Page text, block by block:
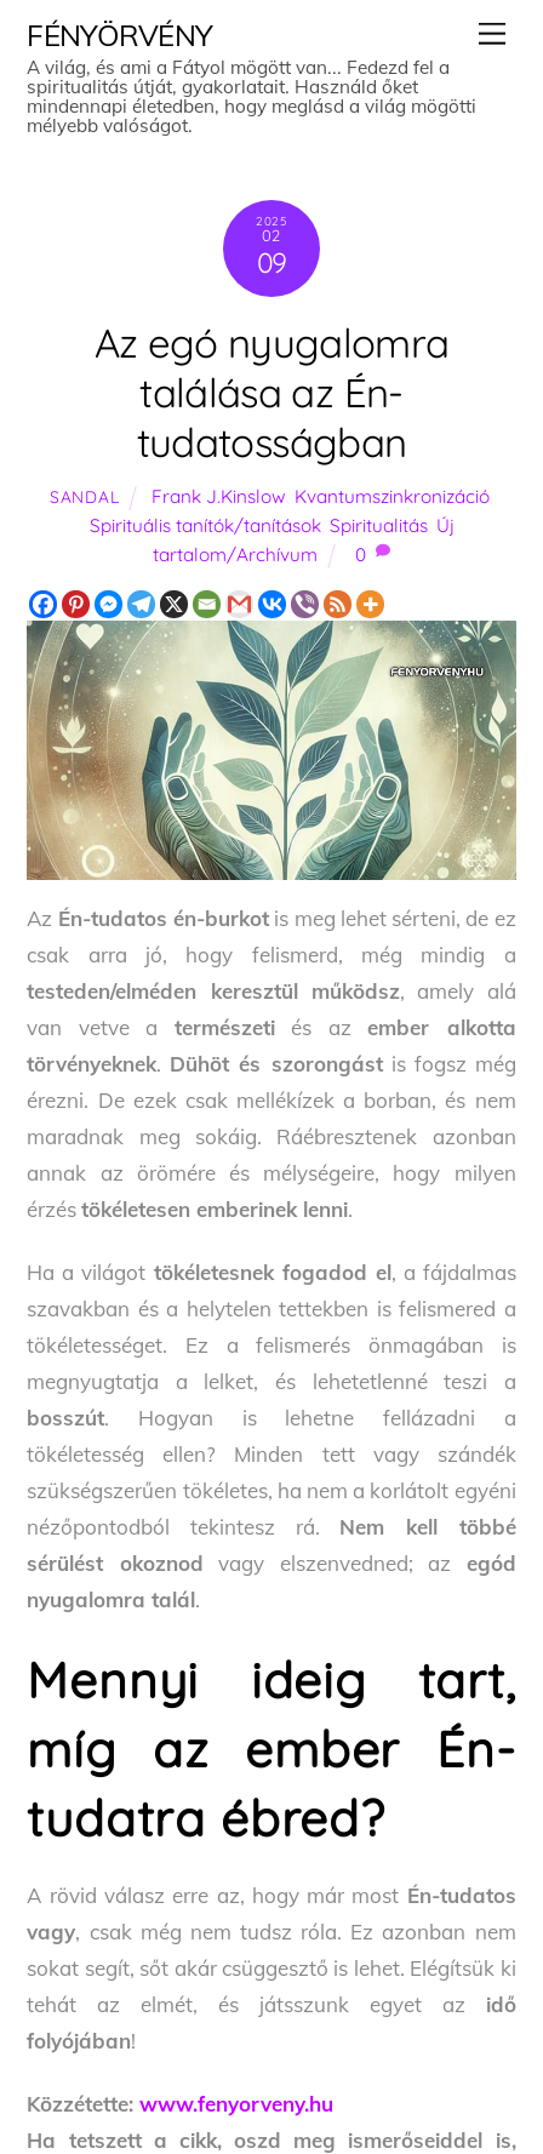
content
FÉNYÖRVÉNY
A világ, és ami a Fátyol mögött van... Fedezd fel a
spiritualitás útját, gyakorlatait. Használd őket
mindennapi életedben, hogy meglásd a világ mögötti
mélyebb valóságot.
2025
02
09
Az egó nyugalomra
találása az Én-
tudatosságban
SANDAL Frank J.Kinslow Kvantumszinkronizáció,
Spirituális tanítók/tanítások, Spiritualitás, Új
tartalom/Archívum
0
Az Én-tudatos én-burkotis meg lehet sérteni, de ez
csak arra jó, hogy felismerd, még mindig a
testeden/elméden keresztül működsz, amely alá
van vetve a természetiés azember alkotta
törvényeknek. Dühöt és szorongástis fogsz még
érezni. De ezek csak mellékízek a borban, és nem
maradnak meg sokáig. Ráébresztenek azonban
annak az örömére és mélységeire, hogy milyen
érzéstökéletesen emberinek lenni.
Ha a világot tökéletesnek fogadod el, a fájdalmas
szavakban és a helytelen tettekben is felismered a
tökéletességet. Ez a felismerés önmagában is
megnyugtatja a lelket, és lehetetlenné teszi a
bosszút. Hogyan is lehetne fellázadni a
tökéletesség ellen? Minden tett vagy szándék
szükségszerűen tökéletes, ha nem a korlátolt egyéni
nézőpontodból tekintesz rá. Nem kell többé
sérülést okoznod vagy elszenvedned; az egód
nyugalomra talál.
Mennyi ideig tart,
míg az ember Én-
tudatra ébred?
A rövid válasz erre az, hogy már most Én-tudatos
vagy, csak még nem tudsz róla. Ez azonban nem
sokat segít, sőt akár csüggesztő is lehet. Elégítsük ki
tehát az elmét, és játsszunk egyet az idő
folyójában!
Közzétette:www.fenyorveny.hu
Ha tetszett a cikk, oszd meg ismerőseiddel is,